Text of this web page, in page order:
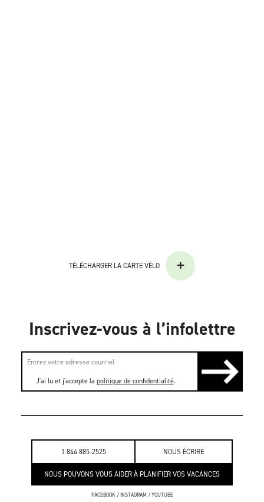
1 844 885-2525 NOUS ÉCRIRE
NOUS POUVONS VOUS AIDER À PLANIFIER VOS VACANCES
FACEBOOK/INSTAGRAM /YOUTUBE
TÉLÉCHARGER LA CARTE VÉLO +
Inscrivez-vous à l’infolettre
J'ai lu et j'accepte la politique de confidentialité.